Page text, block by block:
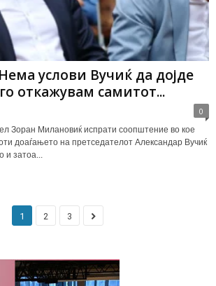
услови Вучиќ да дојде
откажувам самитот...
0
Зоран Милановиќ испрати соопштение во кое
доаѓањето на претседателот Александар Вучиќ
и затоа...
1 2 3